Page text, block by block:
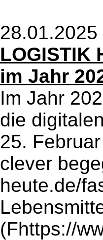
28.01.2025
LOGISTIK
im Jahr
Im Jahr
die
25.
clever
heute.de/
(Fhttps://